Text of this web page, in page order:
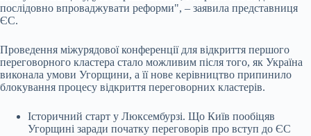
послідовно впроваджувати реформи", – заявила представниця
ЄС.
Проведення міжурядової конференції для відкриття першого
переговорного кластера стало можливим після того, як Україна
виконала умови Угорщини, а її нове керівництво припинило
блокування процесу відкриття переговорних кластерів.
Історичний старт у Люксембурзі. Що Київ пообіцяв
Угорщині заради початку переговорів про вступ до ЄС